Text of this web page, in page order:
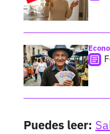
Puedes leer: